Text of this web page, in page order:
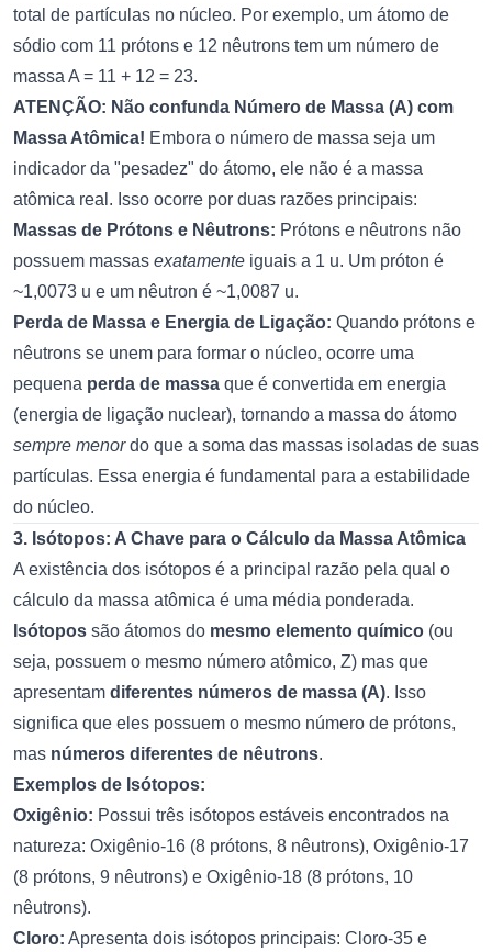
total de partículas no núcleo. Por exemplo, um átomo de
sódio com 11 prótons e 12 nêutrons tem um número de
massa A = 11 + 12 = 23.
ATENÇÃO: Não confunda Número de Massa (A) com
Massa Atômica! Embora o número de massa seja um
indicador da "pesadez" do átomo, ele não é a massa
atômica real. Isso ocorre por duas razões principais:
Massas de Prótons e Nêutrons: Prótons e nêutrons não
possuem massas exatamente iguais a 1 u. Um próton é
~1,0073 u e um nêutron é ~1,0087 u.
Perda de Massa e Energia de Ligação: Quando prótons e
nêutrons se unem para formar o núcleo, ocorre uma
pequena perda de massa que é convertida em energia
(energia de ligação nuclear), tornando a massa do átomo
sempre menordo que a soma das massas isoladas de suas
partículas. Essa energia é fundamental para a estabilidade
do núcleo.
3. Isótopos: A Chave para o Cálculo da Massa Atômica
A existência dos isótopos é a principal razão pela qual o
cálculo da massa atômica é uma média ponderada.
Isótopos são átomos do mesmo elemento químico (ou
seja, possuem o mesmo número atômico, Z) mas que
apresentam diferentes números de massa (A). Isso
significa que eles possuem o mesmo número de prótons,
mas números diferentes de nêutrons.
Exemplos de Isótopos:
Oxigênio: Possui três isótopos estáveis encontrados na
natureza: Oxigênio-16 (8 prótons, 8 nêutrons), Oxigênio-17
(8 prótons, 9 nêutrons) e Oxigênio-18 (8 prótons, 10
nêutrons).
Cloro: Apresenta dois isótopos principais: Cloro-35 e